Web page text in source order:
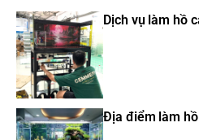
Dịch vụ làm hồ
Địa điểm làm